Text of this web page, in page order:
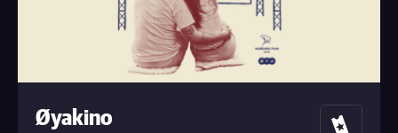
Øyakino Billetter